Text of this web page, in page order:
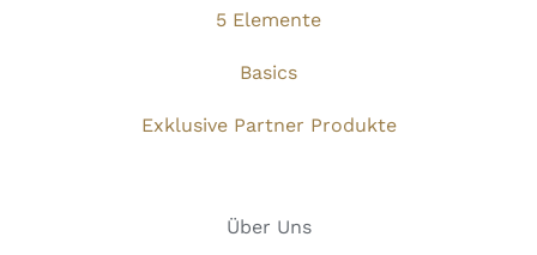
5 Elemente
Basics
Exklusive Partner Produkte
Über Uns